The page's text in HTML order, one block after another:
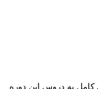
به دروس این دوره